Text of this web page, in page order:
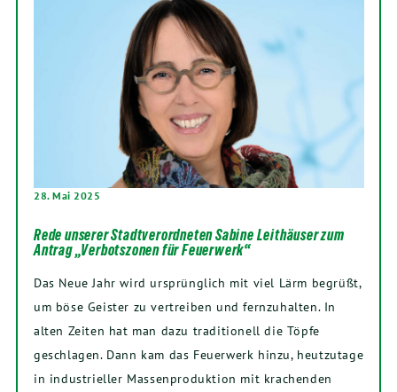
28. Mai 2025
Rede unserer Stadtverordneten Sabine Leithäuser zum
Antrag „Verbotszonen für Feuerwerk“
Das Neue Jahr wird ursprünglich mit viel Lärm begrüßt,
um böse Geister zu vertreiben und fernzuhalten. In
alten Zeiten hat man dazu traditionell die Töpfe
geschlagen. Dann kam das Feuerwerk hinzu, heutzutage
in industrieller Massenproduktion mit krachenden